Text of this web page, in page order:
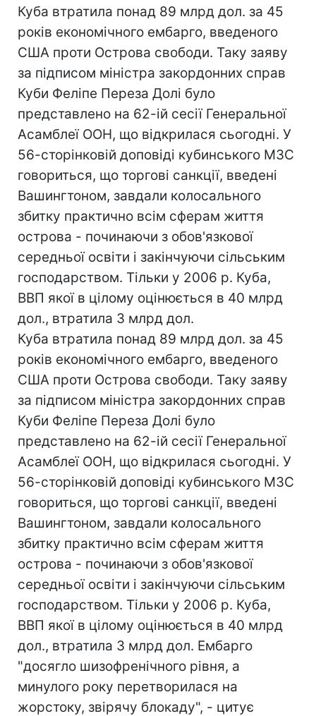
Куба втратила понад 89 млрд дол. за 45
років економічного ембарго, введеного
США проти Острова свободи. Таку заяву
за підписом міністра закордонних справ
Куби Феліпе Переза Долі було
представлено на 62-ій сесії Генеральної
Асамблеї ООН, що відкрилася сьогодні. У
56-сторінковій доповіді кубинського МЗС
говориться, що торгові санкції, введені
Вашингтоном, завдали колосального
збитку практично всім сферам життя
острова - починаючи з обов'язкової
середньої освіти і закінчуючи сільським
господарством. Тільки у 2006 р. Куба,
ВВП якої в цілому оцінюється в 40 млрд
дол., втратила 3 млрд дол.
Куба втратила понад 89 млрд дол. за 45
років економічного ембарго, введеного
США проти Острова свободи. Таку заяву
за підписом міністра закордонних справ
Куби Феліпе Переза Долі було
представлено на 62-ій сесії Генеральної
Асамблеї ООН, що відкрилася сьогодні. У
56-сторінковій доповіді кубинського МЗС
говориться, що торгові санкції, введені
Вашингтоном, завдали колосального
збитку практично всім сферам життя
острова - починаючи з обов'язкової
середньої освіти і закінчуючи сільським
господарством. Тільки у 2006 р. Куба,
ВВП якої в цілому оцінюється в 40 млрд
дол., втратила 3 млрд дол. Ембарго
"досягло шизофренічного рівня, а
минулого року перетворилася на
жорстоку, звірячу блокаду", - цитує